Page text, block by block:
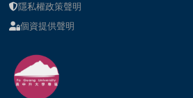
隱私權政策聲明
個資提供聲明